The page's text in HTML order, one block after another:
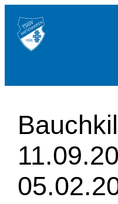
Zum
Inhalt
springen